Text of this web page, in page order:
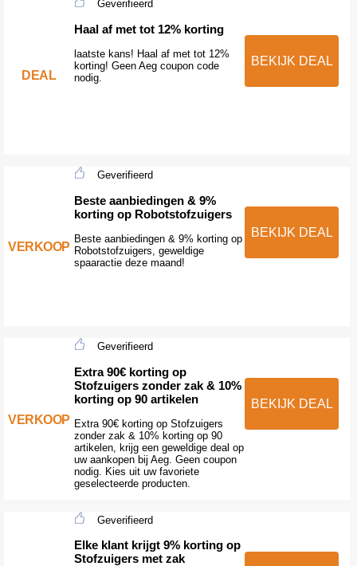
DEAL
Geverifieerd
Haal af met tot 12% korting
laatste kans! Haal af met tot 12%
korting! Geen Aeg coupon code
nodig.
BEKIJK DEAL
VERKOOP
Geverifieerd
Beste aanbiedingen & 9%
korting op Robotstofzuigers
Beste aanbiedingen & 9% korting op
Robotstofzuigers, geweldige
spaaractie deze maand!
BEKIJK DEAL
VERKOOP
Geverifieerd
Extra 90€ korting op
Stofzuigers zonder zak & 10%
korting op 90 artikelen
Extra 90€ korting op Stofzuigers
zonder zak & 10% korting op 90
artikelen, krijg een geweldige deal op
uw aankopen bij Aeg. Geen coupon
nodig. Kies uit uw favoriete
geselecteerde producten.
BEKIJK DEAL
Geverifieerd
Elke klant krijgt 9% korting op
Stofzuigers met zak